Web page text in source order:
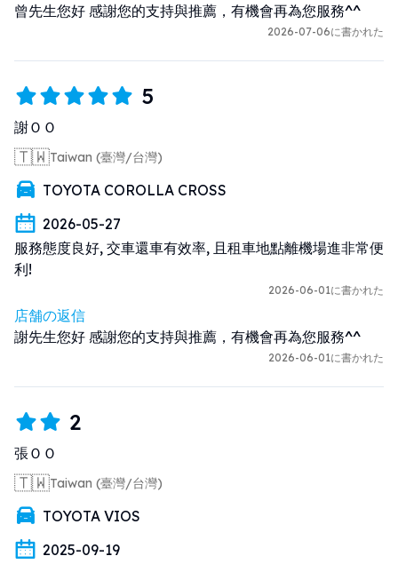
曾先生您好 感謝您的支持與推薦，有機會再為您服務^^
2026-07-06に書かれた
5
謝ＯＯ
🇹🇼Taiwan (臺灣/台灣)
TOYOTA COROLLA CROSS
2026-05-27
服務態度良好, 交車還車有效率, 且租車地點離機場進非常便
利!
2026-06-01に書かれた
店舗の返信
謝先生您好 感謝您的支持與推薦，有機會再為您服務^^
2026-06-01に書かれた
2
張ＯＯ
🇹🇼Taiwan (臺灣/台灣)
TOYOTA VIOS
2025-09-19